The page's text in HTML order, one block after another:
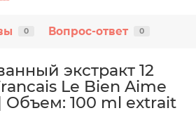
0 Вопрос-ответ 0
экстракт 12
Le Bien Aime
100 ml extrait